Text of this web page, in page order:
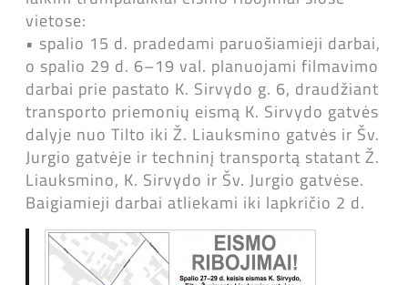
vietose:
• spalio 15 d. pradedami paruošiamieji darbai,
o spalio 29 d. 6–19 val. planuojami filmavimo
darbai prie pastato K. Sirvydo g. 6, draudžiant
transporto priemonių eismą K. Sirvydo gatvės
dalyje nuo Tilto iki Ž. Liauksmino gatvės ir Šv.
Jurgio gatvėje ir techninį transportą statant Ž.
Liauksmino, K. Sirvydo ir Šv. Jurgio gatvėse.
Baigiamieji darbai atliekami iki lapkričio 2 d.